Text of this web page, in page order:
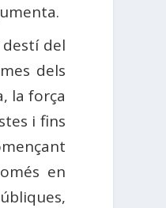
destí del
dels
la força
i fins
en